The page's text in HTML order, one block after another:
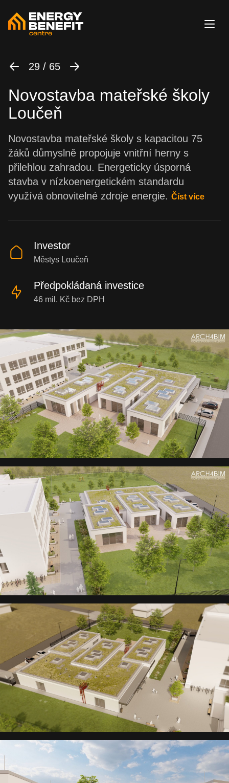
29 / 65
Novostavba mateřské školy
Loučeň
Novostavba mateřské školy s kapacitou 75
žáků důmyslně propojuje vnitřní herny s
přilehlou zahradou. Energeticky úsporná
stavba v nízkoenergetickém standardu
využívá obnovitelné zdroje energie. Číst více
Investor
Městys Loučeň
Předpokládaná investice
46 mil. Kč bez DPH